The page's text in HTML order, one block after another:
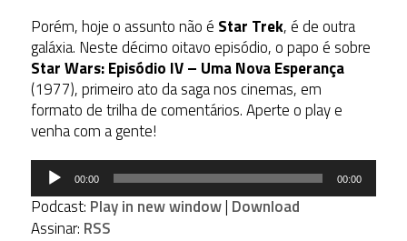
Porém, hoje o assunto não é Star Trek, é de outra
galáxia. Neste décimo oitavo episódio, o papo é sobre
Star Wars: Episódio IV – Uma Nova Esperança
(1977), primeiro ato da saga nos cinemas, em
formato de trilha de comentários. Aperte o play e
venha com a gente!
Tocador
áudio
00:00 00:00
Podcast: Play in new window| Download
Assinar: RSS